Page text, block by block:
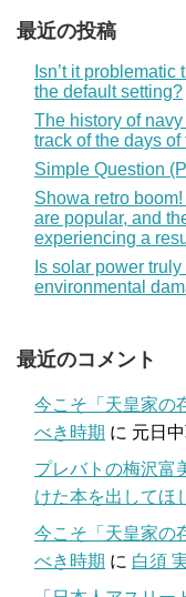
最近の投稿
Isn’t it problematic
the default setting?
The history of
track of the days
Simple Question
Showa retro
are popular, and
experiencing a
Is solar power
environmental
最近のコメント
今こそ「天皇家の
べき時期 に 元日
プレバトの梅沢富
けた本を出してほ
今こそ「天皇家の
べき時期 に 白須